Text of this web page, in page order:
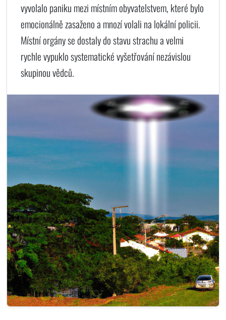
vyvolalo paniku mezi místním obyvatelstvem, které bylo
emocionálně zasaženo a mnozí volali na lokální policii.
Místní orgány se dostaly do stavu strachu a velmi
rychle vypuklo systematické vyšetřování nezávislou
skupinou vědců.